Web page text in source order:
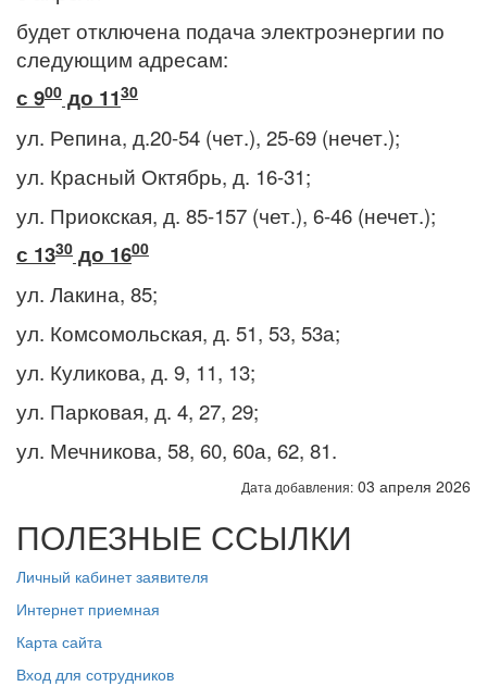
будет отключена подача электроэнергии по
следующим адресам:
с 900 до 1130
ул. Репина, д.20-54 (чет.), 25-69 (нечет.);
ул. Красный Октябрь, д. 16-31;
ул. Приокская, д. 85-157 (чет.), 6-46 (нечет.);
с 1330 до 1600
ул. Лакина, 85;
ул. Комсомольская, д. 51, 53, 53а;
ул. Куликова, д. 9, 11, 13;
ул. Парковая, д. 4, 27, 29;
ул. Мечникова, 58, 60, 60а, 62, 81.
Дата добавления: 03 апреля 2026
ПОЛЕЗНЫЕ ССЫЛКИ
Личный кабинет заявителя
Интернет приемная
Карта сайта
Вход для сотрудников